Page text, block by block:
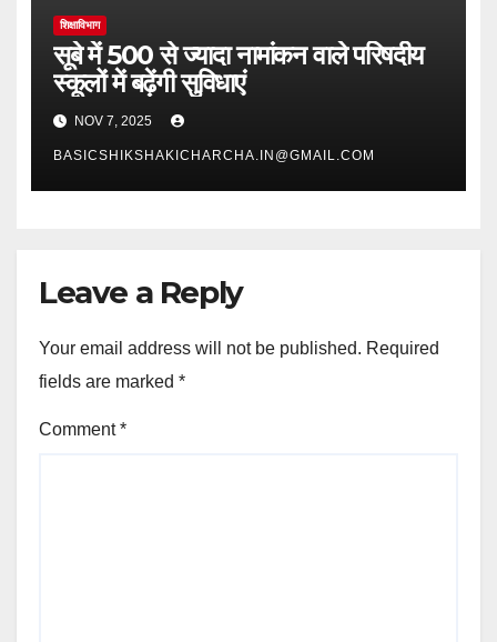
शिक्षाविभाग
सूबे में 500 से ज्यादा नामांकन वाले परिषदीय
स्कूलों में बढ़ेंगी सुविधाएं
NOV 7, 2025
BASICSHIKSHAKICHARCHA.IN@GMAIL.COM
Leave a Reply
Your email address will not be published. Required
fields are marked *
Comment*